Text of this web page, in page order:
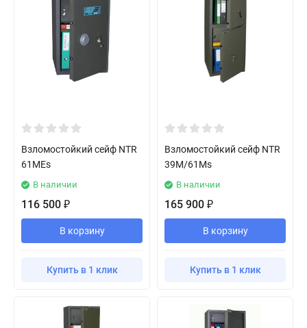
Взломостойкий сейф NTR
61MEs
В наличии
116 500 ₽
В корзину
Купить в 1 клик
Взломостойкий сейф NTR
39M/61Ms
В наличии
165 900 ₽
В корзину
Купить в 1 клик